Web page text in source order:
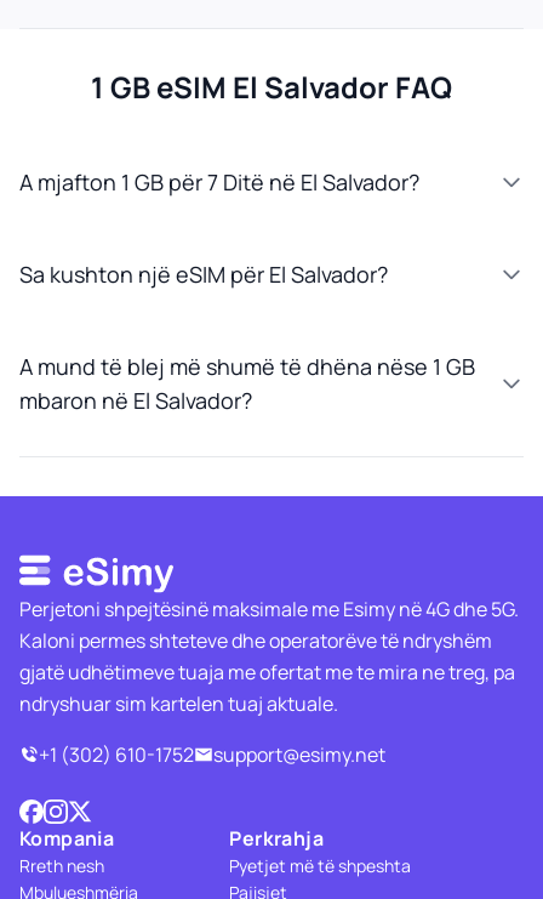
1 GB eSIM El Salvador FAQ
A mjafton 1 GB për 7 Ditë në El Salvador?
Sa kushton një eSIM për El Salvador?
A mund të blej më shumë të dhëna nëse 1 GB
mbaron në El Salvador?
Perjetoni shpejtësinë maksimale me Esimy në 4G dhe 5G.
Kaloni permes shteteve dhe operatorëve të ndryshëm
gjatë udhëtimeve tuaja me ofertat me te mira ne treg, pa
ndryshuar sim kartelen tuaj aktuale.
+1 (302) 610-1752
support@esimy.net
Kompania
Rreth nesh
Mbulueshmëria
Perkrahja
Pyetjet më të shpeshta
Pajisjet